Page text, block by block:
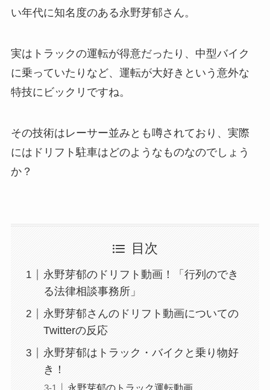
い年代に知名度のある永野芽郁さん。
実はトラックの運転が得意だったり、中型バイク
に乗っていたりなど、運転が大好きという意外な
特技にビックリですね。
その技術はレーサー並みとも噂されており、実際
にはドリフト駐車はどのようなものなのでしょう
か？
目次
永野芽郁のドリフト動画！「行列のでき
る法律相談事務所」
永野芽郁さんのドリフト動画についての
Twitterの反応
永野芽郁はトラック・バイクと乗り物好
き！
永野芽郁のトラック運転動画